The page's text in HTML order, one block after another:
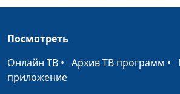
лучами своими
В минуты скорби и
Посмотреть
Онлайн ТВ • Архив ТВ программ •
приложение